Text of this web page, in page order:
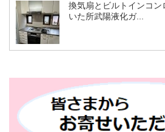
換気扇とビルトインコ
いた所武陽液化ガ...